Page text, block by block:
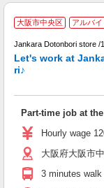
大阪市中央区 アルバイ
Jankara Dotonbori store /
Let's work at
ri♪
Part-time job at
Hourly wage
大阪府大阪市
3 minutes